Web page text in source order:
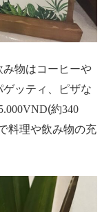
み物はコーヒーや
ッティ、ピザな
(約340
料理や飲み物の充